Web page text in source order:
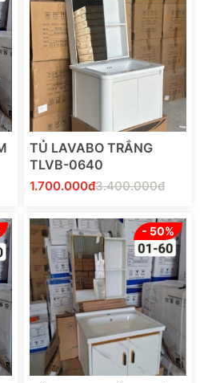
Thêm Vào Giỏ Hàng
Thêm Vào Giỏ Hàng
TỦ LAVABO TRẮNG
TLVB-0640
1.700.000đ3.400.000đ
- 50%